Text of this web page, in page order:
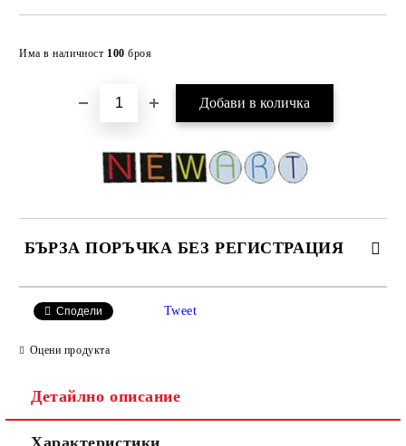
Има в наличност 100 броя
БЪРЗА ПОРЪЧКА БЕЗ РЕГИСТРАЦИЯ
Сподели Tweet
Оцени продукта
Детайлно описание
Характеристики